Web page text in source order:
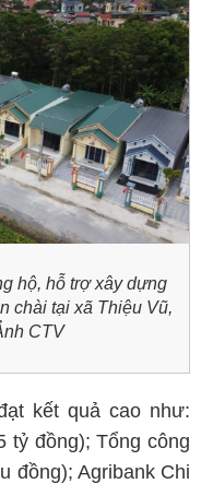
hộ, hỗ trợ xây dựng
chài tại xã Thiệu Vũ,
CTV
kết quả cao như:
tỷ đồng); Tổng công
đồng); Agribank Chi